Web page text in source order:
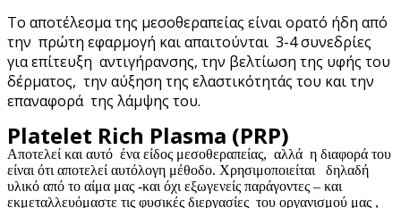
Το αποτέλεσμα της μεσοθεραπείας είναι ορατό ήδη από
την πρώτη εφαρμογή και απαιτούνται 3-4 συνεδρίες
για επίτευξη αντιγήρανσης, την βελτίωση της υφής του
δέρματος, την αύξηση της ελαστικότητάς του και την
επαναφορά της λάμψης του.
Platelet Rich Plasma (PRP)
Αποτελεί και αυτό ένα είδος μεσοθεραπείας, αλλά η διαφορά του
είναι ότι αποτελεί αυτόλογη μέθοδο. Χρησιμοποιείται δηλαδή
υλικό από το αίμα μας -και όχι εξωγενείς παράγοντες – και
εκμεταλλευόμαστε τις φυσικές διεργασίες του οργανισμού μας ,